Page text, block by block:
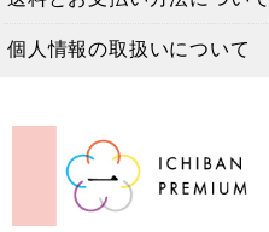
個人情報の取扱いについて